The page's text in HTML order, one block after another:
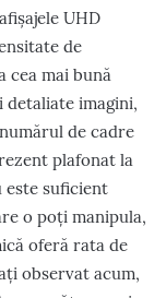
UHD
de
cea mai bună
detaliate imagini,
de cadre
plafonat la
este suficient
o poți manipula,
oferă rata de
observat acum,